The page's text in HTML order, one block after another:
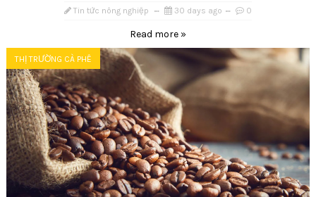
Tin tức nông nghiệp 30 days ago 0
Read more »
THỊ TRƯỜNG CÀ PHÊ